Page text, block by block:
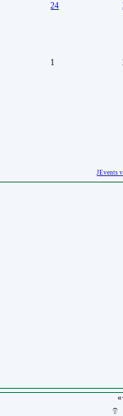
24
1
JEvents
«
ඉ